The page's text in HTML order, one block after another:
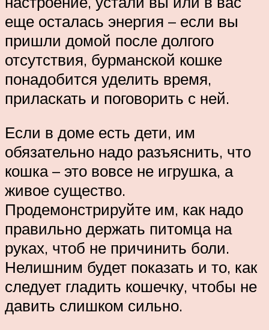
еще осталась энергия – если вы
пришли домой после долгого
отсутствия, бурманской кошке
понадобится уделить время,
приласкать и поговорить с ней.
Если в доме есть дети, им
обязательно надо разъяснить, что
кошка – это вовсе не игрушка, а
живое существо.
Продемонстрируйте им, как надо
правильно держать питомца на
руках, чтоб не причинить боли.
Нелишним будет показать и то, как
следует гладить кошечку, чтобы не
давить слишком сильно.